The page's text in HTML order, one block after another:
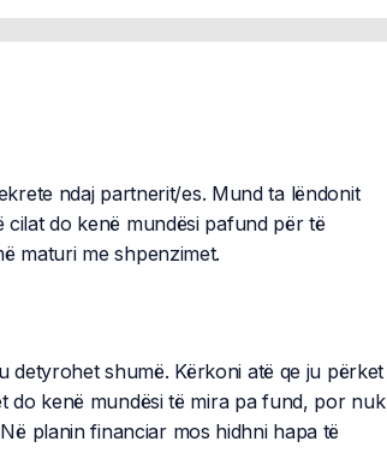
ndaj partnerit/es. Mund ta lëndonit
cilat do kenë mundësi pafund për të
maturi me shpenzimet.
detyrohet shumë. Kërkoni atë qe ju përket
do kenë mundësi të mira pa fund, por nuk
planin financiar mos hidhni hapa të